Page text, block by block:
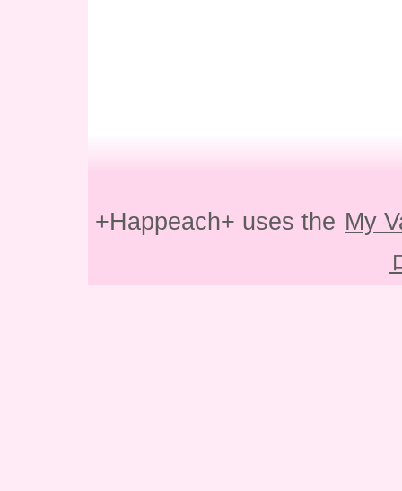
+Happeach+ uses the My